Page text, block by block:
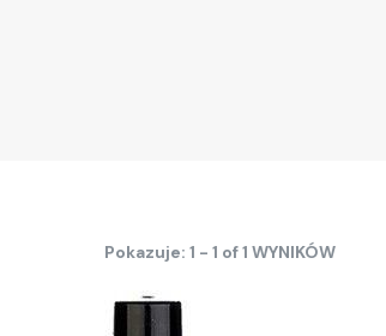
Pokazuje: 1 - 1 of 1 WYNIKÓW